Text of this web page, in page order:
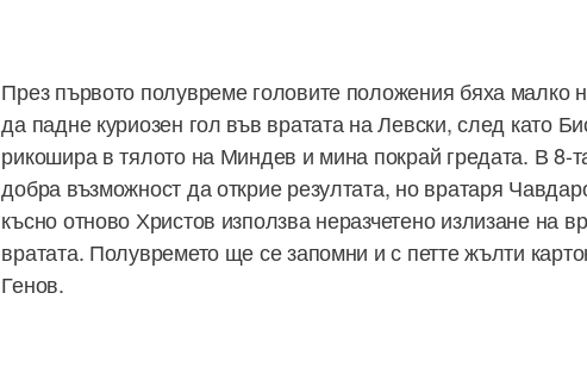
През първото полувреме головите положения бяха малко
да падне куриозен гол във вратата на Левски, след като
рикошира в тялото на Миндев и мина покрай гредата. В 8-
добра възможност да открие резултата, но вратаря
късно отново Христов използва неразчетено излизане на
вратата. Полувремето ще се запомни и с петте жълти
Генов.